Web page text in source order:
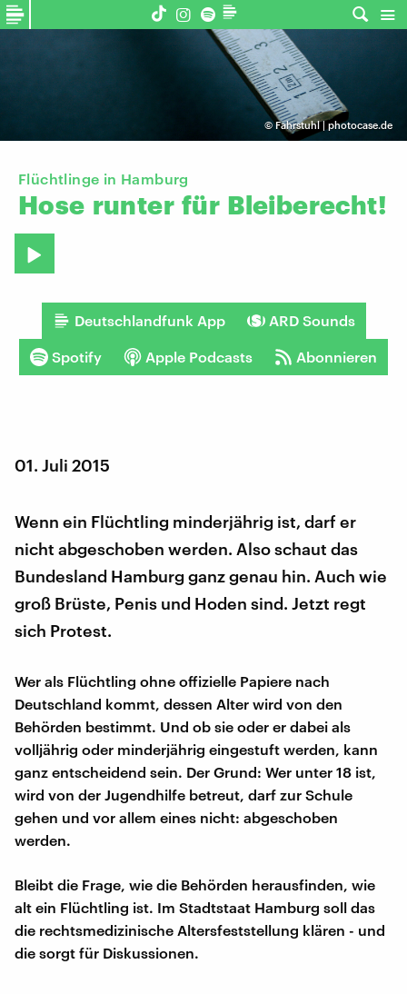
©Fahrstuhl | photocase.de
Flüchtlinge in Hamburg
Hose runter für Bleiberecht!
Deutschlandfunk App ARD Sounds
Spotify Apple Podcasts Abonnieren
01. Juli 2015
Wenn ein Flüchtling minderjährig ist, darf er
nicht abgeschoben werden. Also schaut das
Bundesland Hamburg ganz genau hin. Auch wie
groß Brüste, Penis und Hoden sind. Jetzt regt
sich Protest.
Wer als Flüchtling ohne offizielle Papiere nach
Deutschland kommt, dessen Alter wird von den
Behörden bestimmt. Und ob sie oder er dabei als
volljährig oder minderjährig eingestuft werden, kann
ganz entscheidend sein. Der Grund: Wer unter 18 ist,
wird von der Jugendhilfe betreut, darf zur Schule
gehen und vor allem eines nicht: abgeschoben
werden.
Bleibt die Frage, wie die Behörden herausfinden, wie
alt ein Flüchtling ist. Im Stadtstaat Hamburg soll das
die rechtsmedizinische Altersfeststellung klären - und
die sorgt für Diskussionen.